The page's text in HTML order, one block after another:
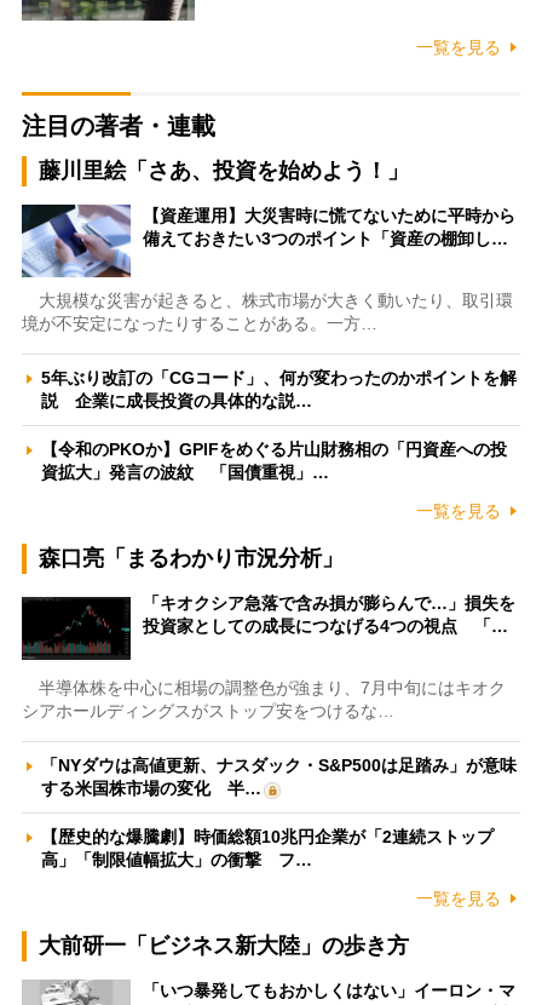
一覧を見る
注目の著者・連載
藤川里絵「さあ、投資を始めよう！」
【資産運用】大災害時に慌てないために平時から
備えておきたい3つのポイント「資産の棚卸し…
大規模な災害が起きると、株式市場が大きく動いたり、取引環
境が不安定になったりすることがある。一方…
5年ぶり改訂の「CGコード」、何が変わったのかポイントを解
説 企業に成長投資の具体的な説…
【令和のPKOか】GPIFをめぐる片山財務相の「円資産への投
資拡大」発言の波紋 「国債重視」…
一覧を見る
森口亮「まるわかり市況分析」
「キオクシア急落で含み損が膨らんで…」損失を
投資家としての成長につなげる4つの視点 「…
半導体株を中心に相場の調整色が強まり、7月中旬にはキオク
シアホールディングスがストップ安をつけるな…
「NYダウは高値更新、ナスダック・S&P500は足踏み」が意味
する米国株市場の変化 半…
【歴史的な爆騰劇】時価総額10兆円企業が「2連続ストップ
高」「制限値幅拡大」の衝撃 フ…
一覧を見る
大前研一「ビジネス新大陸」の歩き方
「いつ暴発してもおかしくはない」イーロン・マ